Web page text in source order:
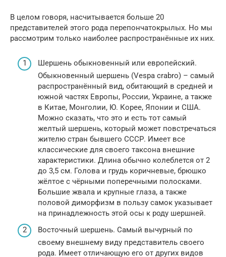
В целом говоря, насчитывается больше 20
представителей этого рода перепончатокрылых. Но мы
рассмотрим только наиболее распространённые их них.
Шершень обыкновенный или европейский.
Обыкновенный шершень (Vespa crabro) – самый
распространённый вид, обитающий в средней и
южной частях Европы, России, Украине, а также
в Китае, Монголии, Ю. Корее, Японии и США.
Можно сказать, что это и есть тот самый
желтый шершень, который может повстречаться
жителю стран бывшего СССР. Имеет все
классические для своего таксона внешние
характеристики. Длина обычно колеблется от 2
до 3,5 см. Голова и грудь коричневые, брюшко
жёлтое с чёрными поперечными полосками.
Большие жвала и крупные глаза, а также
половой диморфизм в пользу самок указывает
на принадлежность этой осы к роду шершней.
Восточный шершень. Самый вычурный по
своему внешнему виду представитель своего
рода. Имеет отличающую его от других видов